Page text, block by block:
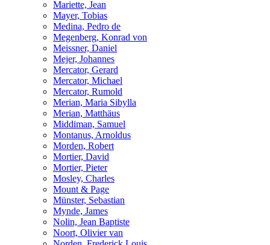
Mariette, Jean
Mayer, Tobias
Medina, Pedro de
Megenberg, Konrad von
Meissner, Daniel
Mejer, Johannes
Mercator, Gerard
Mercator, Michael
Mercator, Rumold
Merian, Maria Sibylla
Merian, Matthäus
Middiman, Samuel
Montanus, Arnoldus
Morden, Robert
Mortier, David
Mortier, Pieter
Mosley, Charles
Mount & Page
Münster, Sebastian
Mynde, James
Nolin, Jean Baptiste
Noort, Olivier van